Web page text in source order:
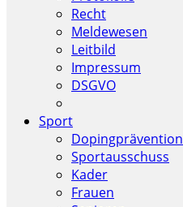
Recht
Meldewesen
Leitbild
Impressum
DSGVO
Sport
Dopingprävention
Sportausschuss
Kader
Frauen